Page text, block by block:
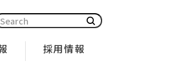
採用情報